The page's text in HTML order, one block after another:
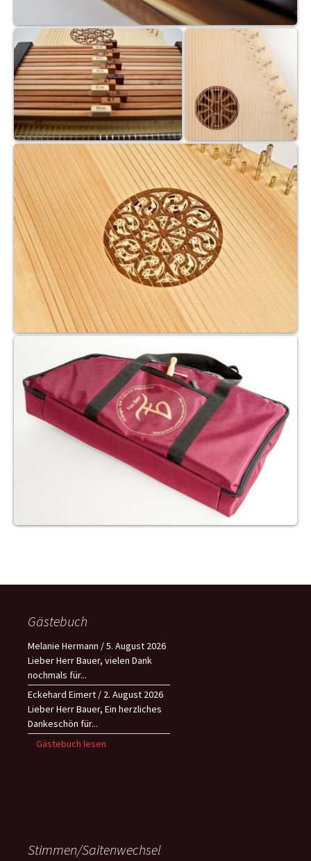
Gästebuch
Melanie Hermann /5. August 2026
Lieber Herr Bauer, vielen Dank
nochmals für...
Eckehard Eimert / 2. August 2026
Lieber Herr Bauer, Ein herzliches
Dankeschön für...
Gästebuch lesen
Stimmen/Saitenwechsel